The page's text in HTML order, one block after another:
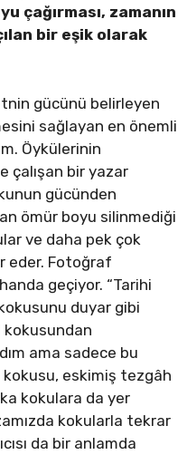
çağırması, zamanın
bir eşik olarak
gücünü belirleyen
sağlayan en önemli
Öykülerinin
bir yazar
gücünden
ömür boyu silinmediği
ve daha pek çok
eder. Fotoğraf
geçiyor. “Tarihi
duyar gibi
kokusundan
ama sadece bu
eskimiş tezgâh
kokulara da yer
kokularla tekrar
da bir anlamda